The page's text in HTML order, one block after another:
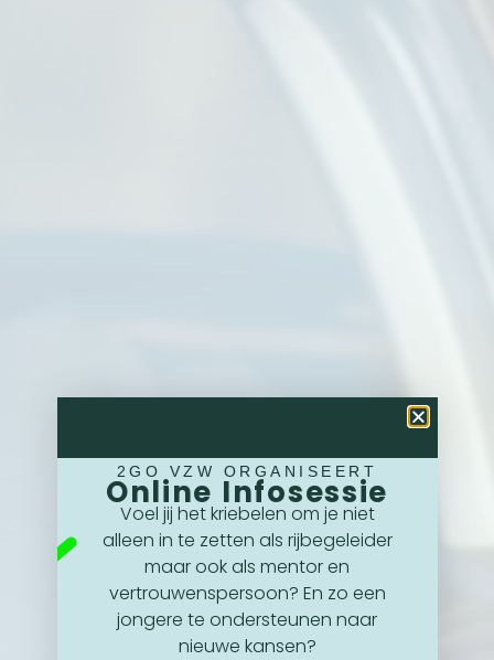
2GO VZW ORGANISEERT
Online Infosessie
Voel jij het kriebelen om je niet
alleen in te zetten als rijbegeleider
maar ook als mentor en
vertrouwenspersoon? En zo een
jongere te ondersteunen naar
nieuwe kansen?